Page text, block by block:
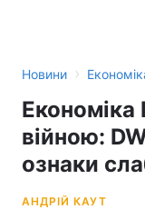
Новини ›
Економіка
війною:
ознаки
АНДРІЙ КАУТ